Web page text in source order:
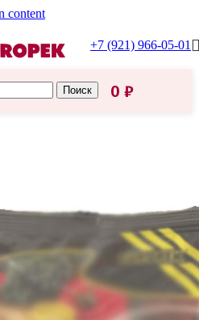
content
+7 (921) 966-05-01
Поиск 0 ₽